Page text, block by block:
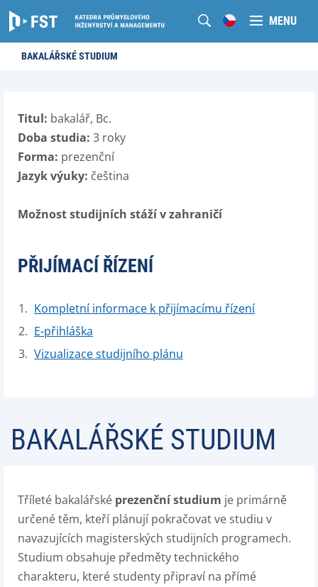
MENU
BAKALÁŘSKÉ STUDIUM
Titul: bakalář, Bc.
Doba studia: 3 roky
Forma: prezenční
Jazyk výuky: čeština
Možnost studijních stáží v zahraničí
PŘIJÍMACÍ ŘÍZENÍ
Kompletní informace k přijímacímu řízení
E-přihláška
Vizualizace studijního plánu
BAKALÁŘSKÉ STUDIUM
Tříleté bakalářské prezenční studium je primárně
určené těm, kteří plánují pokračovat ve studiu v
navazujících magisterských studijních programech.
Studium obsahuje předměty technického
charakteru, které studenty připraví na přímé